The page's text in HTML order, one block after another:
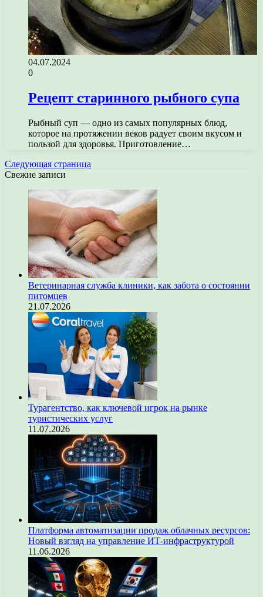
04.07.2024
0
Рецепт старинного рыбного супа
Рыбный суп — одно из самых популярных блюд,
которое на протяжении веков радует своим вкусом и
пользой для здоровья. Приготовление…
Следующая страница
Свежие записи
Ветеринарная служба клиники, как забота о состоянии
питомцев
21.07.2026
Турагентство, как ключевой игрок на рынке
туристических услуг
11.07.2026
Платформа автоматизации продаж облачных ресурсов:
Новый взгляд на управление ИТ-инфраструктурой
11.06.2026